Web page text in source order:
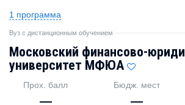
1 программа
Вуз с дистанционным обучением
Московский финансово-
университет МФЮА
Прох. балл Бюдж. мест